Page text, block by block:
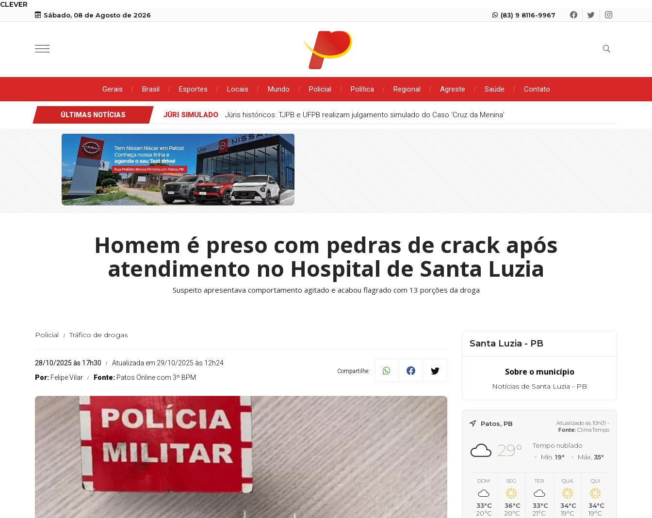
CLEVER
Sábado, 08 de Agosto de 2026 (83) 9 8116-9967
Gerais Brasil Esportes Locais Mundo Policial Política Regional Agreste Saúde Contato
ÚLTIMAS NOTÍCIAS DIA DOS PAIS Procon/Patos realiza pesquisa de preços para orientar consumidores nas compras do Dia dos Pais
Homem é preso com pedras de crack após
atendimento no Hospital de Santa Luzia
Suspeito apresentava comportamento agitado e acabou flagrado com 13 porções da droga
Policial Tráfico de drogas
28/10/2025 às 17h30
Atualizada em 29/10/2025 às 12h24
Por: Felipe Vilar Fonte: Patos Online com 3º BPM
Compartilhe:
Santa Luzia - PB
Sobre o município
Notícias de Santa Luzia - PB
Patos, PB
Atualizado às 10h01 -
Fonte: ClimaTempo
29°
Tempo nublado
Mín. 19° Máx. 35°
DOM
33°C
20°C
SEG
36°C
20°C
TER
33°C
21°C
QUA
34°C
19°C
QUI
34°C
19°C